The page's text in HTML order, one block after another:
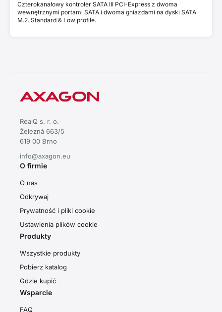
Czterokanałowy kontroler SATA III PCI-Express z dwoma
wewnętrznymi portami SATA i dwoma gniazdami na dyski SATA
M.2. Standard & Low profile.
RealQ s. r. o.
Železná 663/5
619 00 Brno
info@axagon.eu
O firmie
O nas
Odkrywaj
Prywatność i pliki cookie
Ustawienia plików cookie
Produkty
Wszystkie produkty
Pobierz katalog
Gdzie kupić
Wsparcie
FAQ